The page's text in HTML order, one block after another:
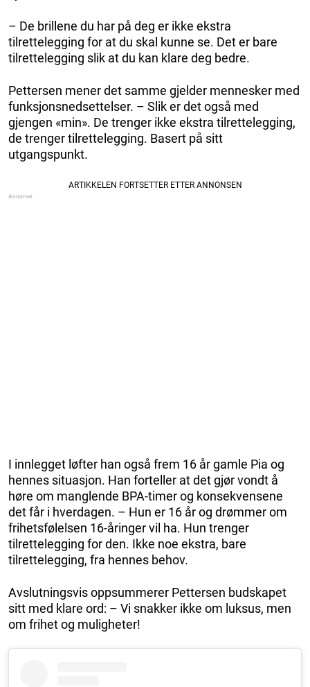
– De brillene du har på deg er ikke ekstra
tilrettelegging for at du skal kunne se. Det er bare
tilrettelegging slik at du kan klare deg bedre.
Pettersen mener det samme gjelder mennesker med
funksjonsnedsettelser. – Slik er det også med
gjengen «min». De trenger ikke ekstra tilrettelegging,
de trenger tilrettelegging. Basert på sitt
utgangspunkt.
I innlegget løfter han også frem 16 år gamle Pia og
hennes situasjon. Han forteller at det gjør vondt å
høre om manglende BPA-timer og konsekvensene
det får i hverdagen. – Hun er 16 år og drømmer om
frihetsfølelsen 16-åringer vil ha. Hun trenger
tilrettelegging for den. Ikke noe ekstra, bare
tilrettelegging, fra hennes behov.
Avslutningsvis oppsummerer Pettersen budskapet
sitt med klare ord: – Vi snakker ikke om luksus, men
om frihet og muligheter!